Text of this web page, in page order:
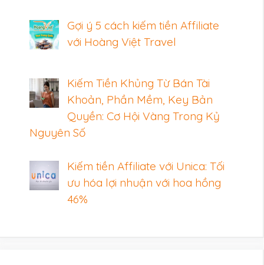
Gợi ý 5 cách kiếm tiền Affiliate
với Hoàng Việt Travel
Kiếm Tiền Khủng Từ Bán Tài
Khoản, Phần Mềm, Key Bản
Quyền: Cơ Hội Vàng Trong Kỷ
Nguyên Số
Kiếm tiền Affiliate với Unica: Tối
ưu hóa lợi nhuận với hoa hồng
46%